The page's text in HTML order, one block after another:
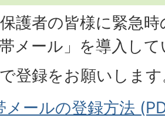
護者の皆様に緊急
メール」を導入し
登録をお願いしま
メールの登録方法